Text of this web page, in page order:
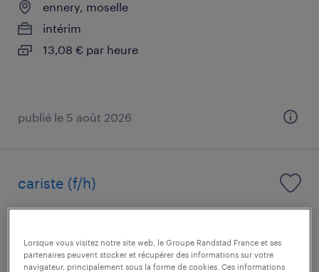
ennery, moselle
intérim
13,08 € par heure
publié le 5 août 2026
cariste (f/h)
intérim
12,64 € par heure
Lorsque vous visitez notre site web, le Groupe Randstad France et ses
partenaires peuvent stocker et récupérer des informations sur votre
navigateur, principalement sous la forme de cookies. Ces informations